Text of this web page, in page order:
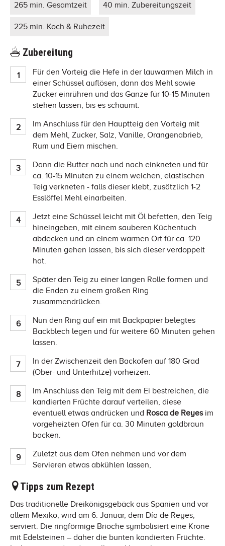
265 min. Gesamtzeit 40 min. Zubereitungszeit
225 min. Koch & Ruhezeit
Zubereitung
Für den Vorteig die Hefe in der lauwarmen Milch in
einer Schüssel auflösen, dann das Mehl sowie
Zucker einrühren und das Ganze für 10-15 Minuten
stehen lassen, bis es schäumt.
Im Anschluss für den Hauptteig den Vorteig mit
dem Mehl, Zucker, Salz, Vanille, Orangenabrieb,
Rum und Eiern mischen.
Dann die Butter nach und nach einkneten und für
ca. 10-15 Minuten zu einem weichen, elastischen
Teig verkneten - falls dieser klebt, zusätzlich 1-2
Esslöffel Mehl einarbeiten.
Jetzt eine Schüssel leicht mit Öl befetten, den Teig
hineingeben, mit einem sauberen Küchentuch
abdecken und an einem warmen Ort für ca. 120
Minuten gehen lassen, bis sich dieser verdoppelt
hat.
Später den Teig zu einer langen Rolle formen und
die Enden zu einem großen Ring
zusammendrücken.
Nun den Ring auf ein mit Backpapier belegtes
Backblech legen und für weitere 60 Minuten gehen
lassen.
In der Zwischenzeit den Backofen auf 180 Grad
(Ober- und Unterhitze) vorheizen.
Im Anschluss den Teig mit dem Ei bestreichen, die
kandierten Früchte darauf verteilen, diese
eventuell etwas andrücken und Rosca de Reyesim
vorgeheizten Ofen für ca. 30 Minuten goldbraun
backen.
Zuletzt aus dem Ofen nehmen und vor dem
Servieren etwas abkühlen lassen,
Tipps zum Rezept
Das traditionelle Dreikönigsgebäck aus Spanien und vor
allem Mexiko, wird am 6. Januar, dem Día de Reyes,
serviert. Die ringförmige Brioche symbolisiert eine Krone
mit Edelsteinen – daher die bunten kandierten Früchte.